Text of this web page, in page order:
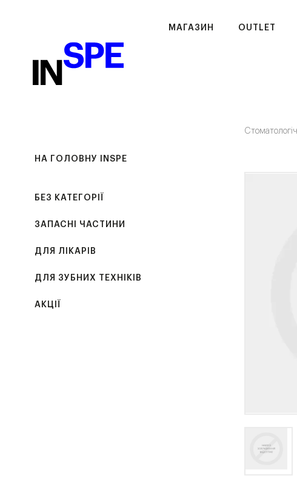
МАГАЗИН OUTLET
НА ГОЛОВНУ INSPE
БЕЗ КАТЕГОРІЇ
ЗАПАСНІ ЧАСТИНИ
ДЛЯ ЛІКАРІВ
ДЛЯ ЗУБНИХ ТЕХНІКІВ
АКЦІЇ